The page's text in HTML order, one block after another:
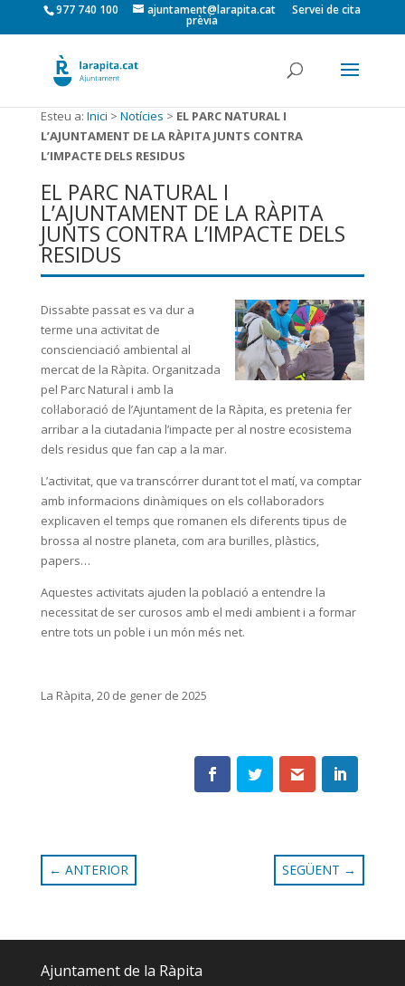
977 740 100 ajuntament@larapita.cat Servei de cita
prèvia
Esteu a: Inici > Notícies > EL PARC NATURAL I
L’AJUNTAMENT DE LA RÀPITA JUNTS CONTRA
L’IMPACTE DELS RESIDUS
EL PARC NATURAL I
L’AJUNTAMENT DE LA RÀPITA
JUNTS CONTRA L’IMPACTE DELS
RESIDUS
Dissabte passat es va dur a
terme una activitat de
conscienciació ambiental al
mercat de la Ràpita. Organitzada
pel Parc Natural i amb la
col·laboració de l’Ajuntament de la Ràpita, es pretenia fer
arribar a la ciutadania l’impacte per al nostre ecosistema
dels residus que fan cap a la mar.
L’activitat, que va transcórrer durant tot el matí, va comptar
amb informacions dinàmiques on els col·laboradors
explicaven el temps que romanen els diferents tipus de
brossa al nostre planeta, com ara burilles, plàstics,
papers…
Aquestes activitats ajuden la població a entendre la
necessitat de ser curosos amb el medi ambient i a formar
entre tots un poble i un món més net.
La Ràpita, 20 de gener de 2025
← ANTERIOR SEGÜENT →
Ajuntament de la Ràpita